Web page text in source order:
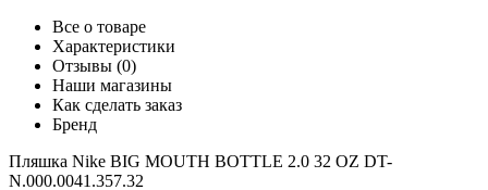
Все о товаре
Характеристики
Отзывы (0)
Наши магазины
Как сделать заказ
Бренд
Пляшка Nike BIG MOUTH BOTTLE 2.0 32 OZ DT-
N.000.0041.357.32